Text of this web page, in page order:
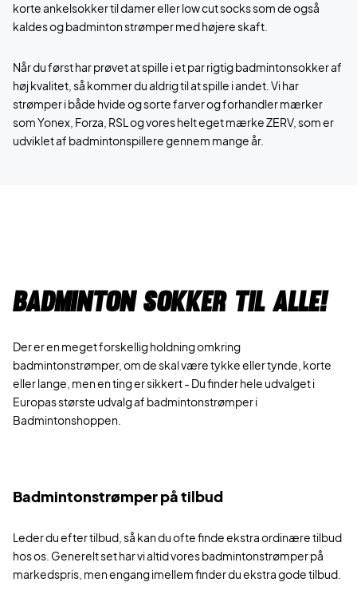
korte ankelsokker til damer eller low cut socks som de også
kaldes og badminton strømper med højere skaft.
Når du først har prøvet at spille i et par rigtig badmintonsokker af
høj kvalitet, så kommer du aldrig til at spille i andet. Vi har
strømper i både hvide og sorte farver og forhandler mærker
som Yonex, Forza, RSL og vores helt eget mærke ZERV, som er
udviklet af badmintonspillere gennem mange år.
Badminton sokker til alle!
Der er en meget forskellig holdning omkring
badmintonstrømper, om de skal være tykke eller tynde, korte
eller lange, men en ting er sikkert - Du finder hele udvalget i
Europas største udvalg af badmintonstrømper i
Badmintonshoppen.
Badmintonstrømper på tilbud
Leder du efter tilbud, så kan du ofte finde ekstra ordinære tilbud
hos os. Generelt set har vi altid vores badmintonstrømper på
markedspris, men engang imellem finder du ekstra gode tilbud.